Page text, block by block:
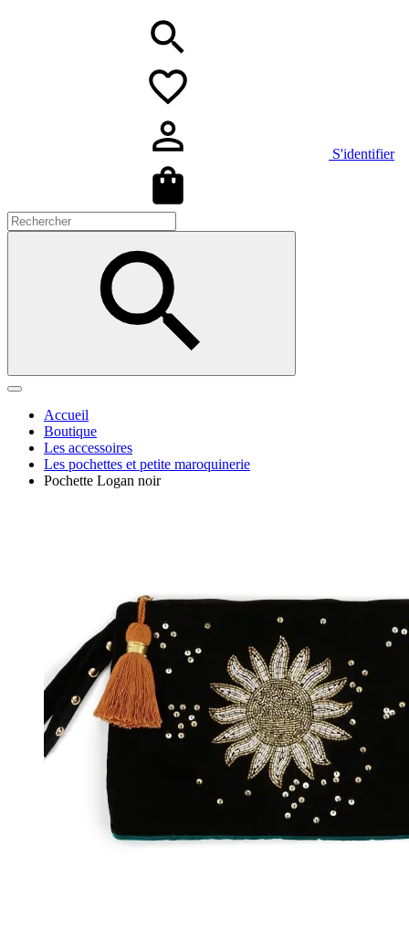
S'identifier
Accueil
Boutique
Les accessoires
Les pochettes et petite maroquinerie
Pochette Logan noir